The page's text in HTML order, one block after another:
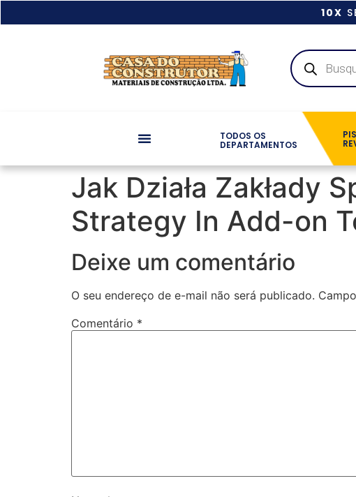
10X
TODOS OS
DEPARTAMENTOS
Jak Działa Zakłady
Strategy In Add-on
Deixe um comentário
O seu endereço de e-mail não será publicado.
Comentário *